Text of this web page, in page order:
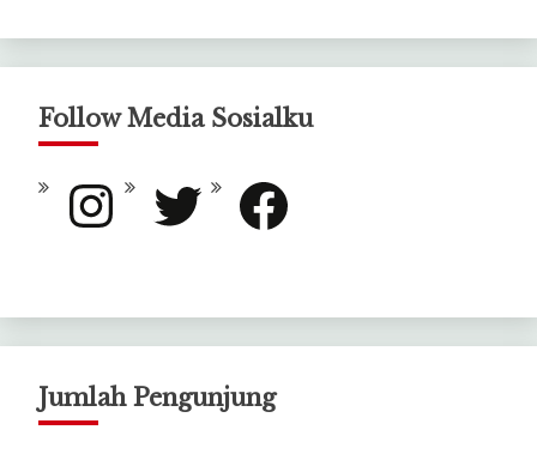
Follow Media Sosialku
Instagram Twitter Facebook
Jumlah Pengunjung